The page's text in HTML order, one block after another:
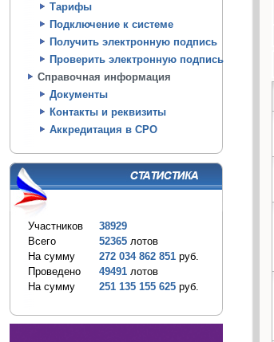
Тарифы
Подключение к системе
Получить электронную подпись
Проверить электронную подпись
Справочная информация
Документы
Контакты и реквизиты
Аккредитация в СРО
Участников
38929
Всего
52365 лотов
На сумму
272 034 862 851 руб.
Проведено
49491 лотов
На сумму
251 135 155 625 руб.